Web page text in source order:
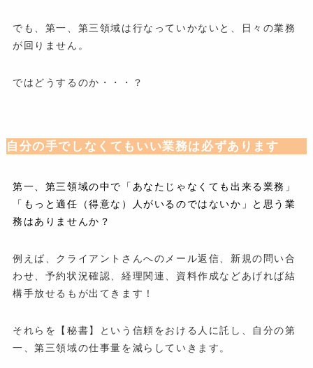
でも、第一、第三領域は行なっていかないと、日々の業務
が回りません。
ではどうするのか・・・？
自分の手でしなくてもいい業務は必ずあります
第一、第三領域の中で「あなたじゃなくても出来る業務」
「もっと適任（得意な）人がいるのではないか」と思う業
務はありませんか？
例えば、クライアントさんへのメール返信、新規の問い合
わせ、予約状況確認、経理関連、資料作成などあげれば結
構手放せるもが出てきます！
それらを【秘書】という信頼をおける人に託し、自分の第
一、第三領域の仕事量を減らしていきます。